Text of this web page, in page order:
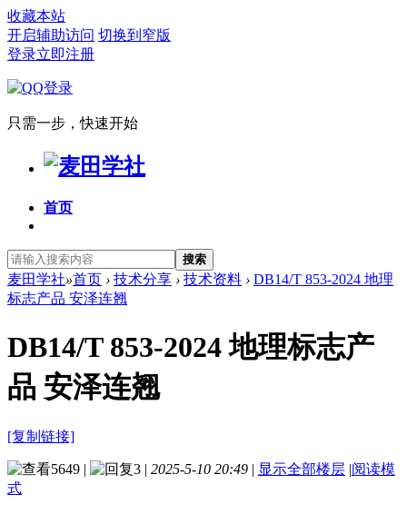
收藏本站
开启辅助访问 切换到窄版
登录立即注册
只需一步，快速开始
首页
搜索
麦田学社»首页 › 技术分享 › 技术资料 › DB14/T 853-2024 地理
标志产品 安泽连翘
DB14/T 853-2024 地理标志产
品 安泽连翘
[复制链接]
5649 | 3 | 2025-5-10 20:49 | 显示全部楼层 |阅读模
式